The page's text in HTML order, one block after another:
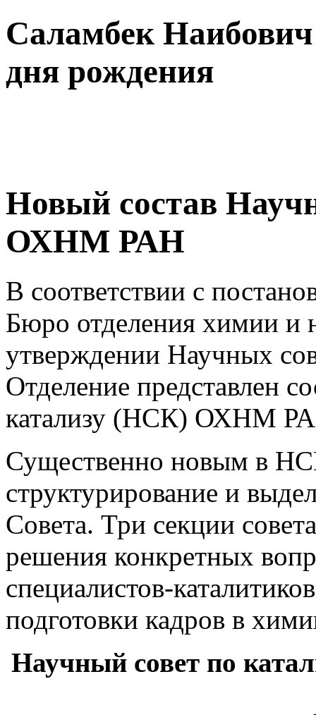
Саламбек
дня рождения
Новый состав
ОХНМ РАН
В соответствии с
Бюро отделения химии и
утверждении Научных
Отделение представлен
катализу (НСК) ОХНМ
Существенно новым в
структурирование и
Совета. Три секции
решения конкретных
специалистов-
подготовки кадров в
Научный совет по